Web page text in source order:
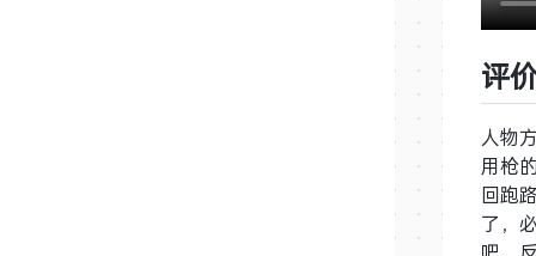
评
人物
用枪
回跑
了，